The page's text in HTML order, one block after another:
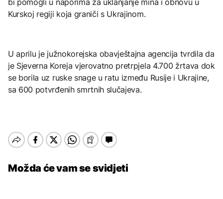
Kurskoj regiji koja graniči s Ukrajinom.
U aprilu je južnokorejska obavještajna agencija tvrdila da
je Sjeverna Koreja vjerovatno pretrpjela 4.700 žrtava dok
se borila uz ruske snage u ratu između Rusije i Ukrajine,
sa 600 potvrđenih smrtnih slučajeva.
Možda će vam se svidjeti